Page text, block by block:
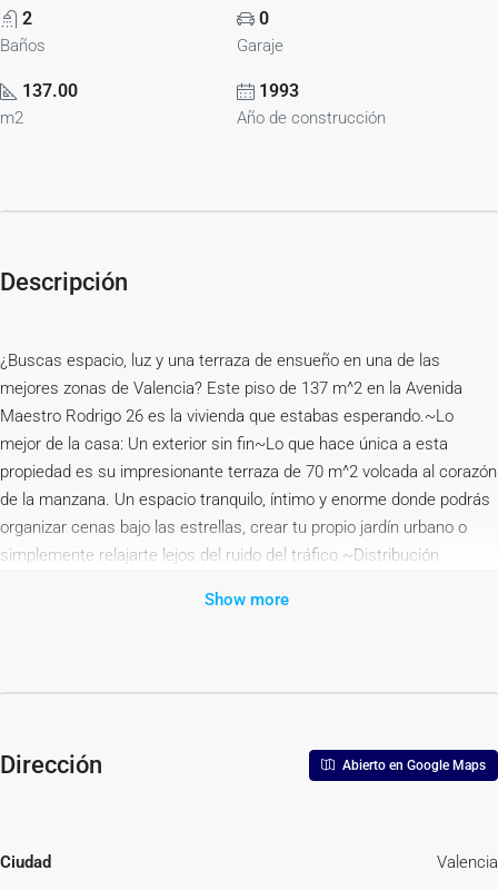
2
Baños
0
Garaje
137.00
m2
1993
Año de construcción
Descripción
¿Buscas espacio, luz y una terraza de ensueño en una de las
mejores zonas de Valencia? Este piso de 137 m^2 en la Avenida
Maestro Rodrigo 26 es la vivienda que estabas esperando.~Lo
mejor de la casa: Un exterior sin fin~Lo que hace única a esta
propiedad es su impresionante terraza de 70 m^2 volcada al corazón
de la manzana. Un espacio tranquilo, íntimo y enorme donde podrás
organizar cenas bajo las estrellas, crear tu propio jardín urbano o
simplemente relajarte lejos del ruido del tráfico.~Distribución
exterior, lo que garantiza una ventilación cruzada y luz natural
Comedor con Balcón: Un espacio acogedor y luminoso con salida
funcional.~2 Baños Completos: Comodidad total para toda la
familia.~Estado y Ubicación~El piso se encuentra en muy buen
Cabecera, el cauce del río Turia, los mejores colegios, gimnasios y
Show more
Dirección Abierto en Google Maps
Ciudad Valencia